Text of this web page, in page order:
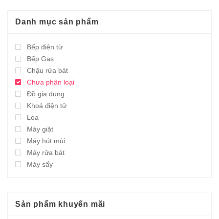
Danh mục sản phẩm
Bếp điện từ
Bếp Gas
Chậu rửa bát
Chưa phân loại
Đồ gia dụng
Khoá điện tử
Loa
Máy giặt
Máy hút mùi
Máy rửa bát
Máy sấy
Sản phẩm khuyến mãi